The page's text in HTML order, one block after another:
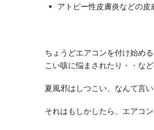
アトピー性皮膚炎などの皮
ちょうどエアコンを付け始め
こい咳に悩まされたり・・な
夏風邪はしつこい、なんて言い
それはもしかしたら、エアコ